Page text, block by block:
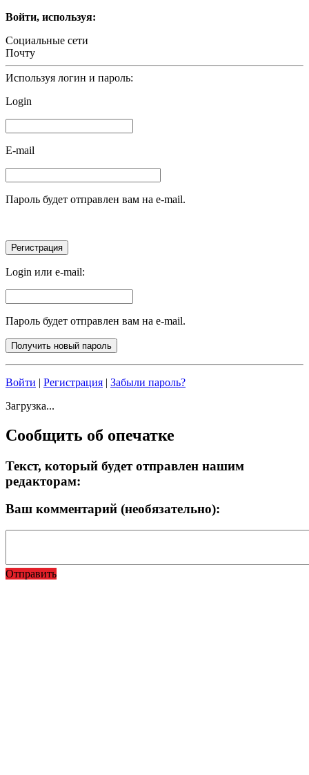
Войти, используя:
Социальные сети
Почту
Используя логин и пароль:
Login
E-mail
Пароль будет отправлен вам на e-mail.
Login или e-mail:
Пароль будет отправлен вам на e-mail.
Войти | Регистрация | Забыли пароль?
Загрузка...
Сообщить об опечатке
Текст, который будет отправлен нашим
редакторам:
Ваш комментарий (необязательно):
Отправить